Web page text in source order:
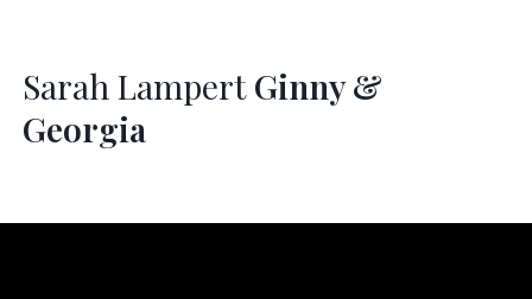
Sarah LampertGinny &
Georgia